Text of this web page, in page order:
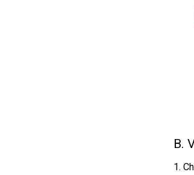
B.
1.